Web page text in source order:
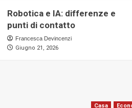
Robotica e IA: differenze e
punti di contatto
Francesca Devincenzi
Giugno 21, 2026
Casa